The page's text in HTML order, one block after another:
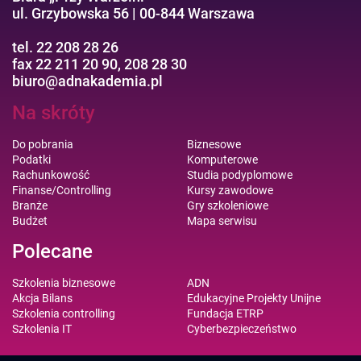
ul. Grzybowska 56 | 00-844 Warszawa
tel. 22 208 28 26
fax 22 211 20 90, 208 28 30
biuro@adnakademia.pl
Na skróty
Do pobrania
Podatki
Rachunkowość
Finanse/Controlling
Branże
Budżet
Biznesowe
Komputerowe
Studia podyplomowe
Kursy zawodowe
Gry szkoleniowe
Mapa serwisu
Polecane
Szkolenia biznesowe
Akcja Bilans
Szkolenia controlling
Szkolenia IT
ADN
Edukacyjne Projekty Unijne
Fundacja ETRP
Cyberbezpieczeństwo